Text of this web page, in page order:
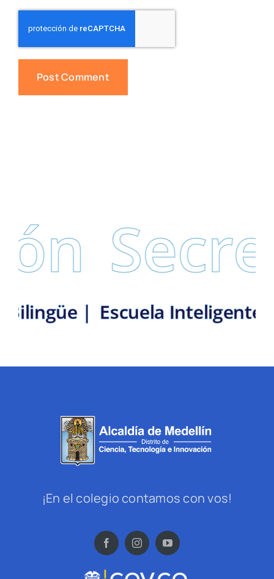
Escuela
Bilingüe |
¡En el colegio contamos con vos!